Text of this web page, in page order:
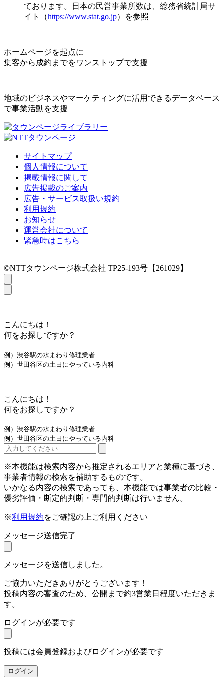
ております。日本の民営事業所数は、総務省統計局サ
イト（https://www.stat.go.jp）を参照
ホームページを起点に
集客から成約までをワンストップで支援
地域のビジネスやマーケティングに活用できるデータベース
で事業活動を支援
サイトマップ
個人情報について
掲載情報に関して
広告掲載のご案内
広告・サービス取扱い規約
利用規約
お知らせ
運営会社について
緊急時はこちら
©NTTタウンページ株式会社 TP25-193号【261029】
こんにちは！
何をお探しですか？
例）渋谷駅の水まわり修理業者
例）世田谷区の土日にやっている内科
こんにちは！
何をお探しですか？
例）渋谷駅の水まわり修理業者
例）世田谷区の土日にやっている内科
※本機能は検索内容から推定されるエリアと業種に基づき、
事業者情報の検索を補助するものです。
いかなる内容の検索であっても、本機能では事業者の比較・
優劣評価・断定的判断・専門的判断は行いません。
※利用規約をご確認の上ご利用ください
メッセージ送信完了
メッセージを送信しました。
ご協力いただきありがとうございます！
投稿内容の審査のため、公開まで約3営業日程度いただきま
す。
ログインが必要です
投稿には会員登録およびログインが必要です
ログイン